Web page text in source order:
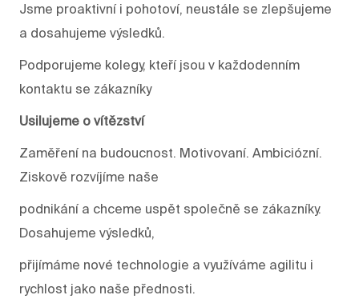
Jsme proaktivní i pohotoví, neustále se zlepšujeme
a dosahujeme výsledků.
Podporujeme kolegy, kteří jsou v každodenním
kontaktu se zákazníky
Usilujeme o vítězství
Zaměření na budoucnost. Motivovaní. Ambiciózní.
Ziskově rozvíjíme naše
podnikání a chceme uspět společně se zákazníky.
Dosahujeme výsledků,
přijímáme nové technologie a využíváme agilitu i
rychlost jako naše přednosti.